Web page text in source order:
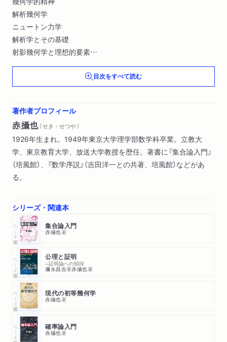
解析幾何学
ニュートン力学
解析学とその基礎
射影幾何学と理想的要素
非ユークリッド幾何学と公理主義
構造主義と数理科学
数理統計
計画数学
数学と社会
目次をすべて読む
著作者プロフィール
赤攝也（ せき・せつや ）
1926年生まれ。1949年東京大学理学部数学科卒業。立教大
学、東京教育大学、放送大学教授を歴任。著書に『集合論入門』
（培風館）、『数学序説』（吉田洋一との共著、培風館）などがあ
る。
シリーズ・関連本
ちくま学芸文庫 集合論入門
赤攝也著
ちくま学芸文庫 公理と証明
─証明論への招待
彌永昌吉著赤攝也著
ちくま学芸文庫 現代の初等幾何学
赤攝也著
ちくま学芸文庫 確率論入門
赤攝也著